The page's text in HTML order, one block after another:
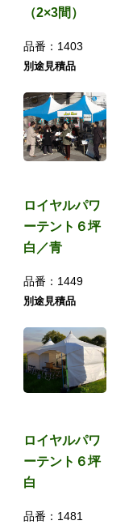
（2×3間）
品番： 1403
別途見積品
ロイヤルパワ
ーテント６坪
白／青
品番： 1449
別途見積品
ロイヤルパワ
ーテント６坪
白
品番： 1481